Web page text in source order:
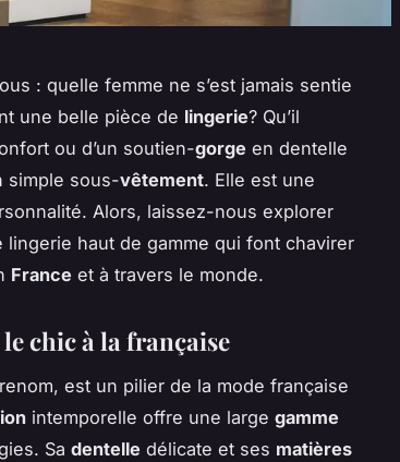
: quelle femme ne s’est jamais sentie
une belle pièce de lingerie? Qu’il
ou d’un soutien-gorge en dentelle
simple sous-vêtement. Elle est une
Alors, laissez-nous explorer
haut de gamme qui font chavirer
France et à travers le monde.
chic à la française
est un pilier de la mode française
intemporelle offre une large gamme
Sa dentelle délicate et ses matières